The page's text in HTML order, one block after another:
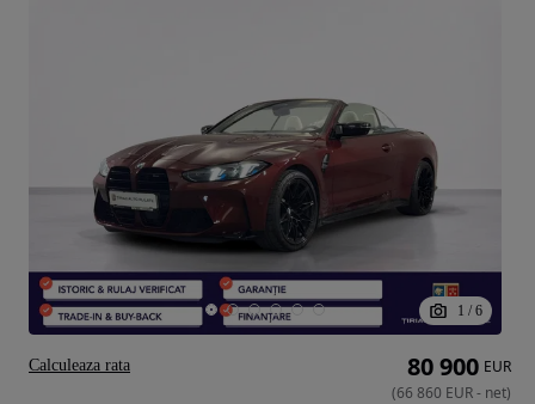
1 / 6
80 900 EUR
(66 860 EUR- net)
Calculeaza rata